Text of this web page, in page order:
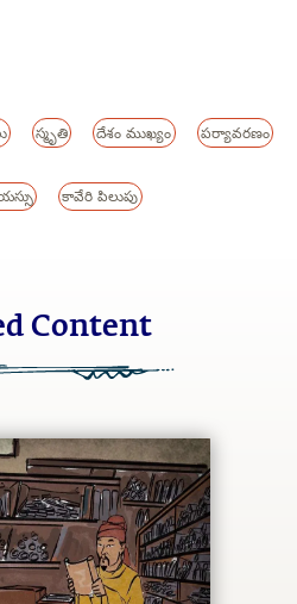
స్మృతి దేశం ముఖ్యం పర్యావరణం
కావేరి పిలుపు
Content